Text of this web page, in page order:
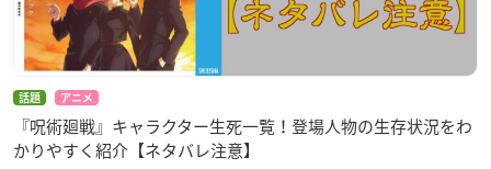
話題 アニメ
『呪術廻戦』キャラクター生死一覧！登場人物の生存状況をわ
かりやすく紹介【ネタバレ注意】